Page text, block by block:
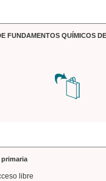
FUNDAMENTOS QUÍMICOS
primaria
libre